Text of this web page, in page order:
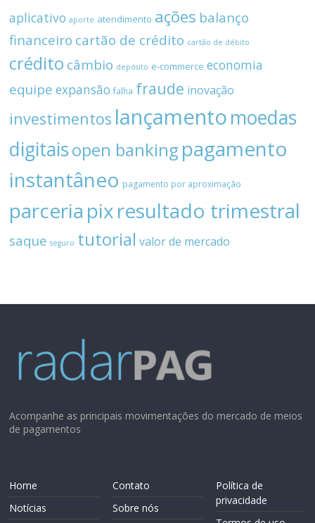
aplicativo aporte atendimento ações balanço
financeiro cartão de crédito cartão de débito
crédito câmbio depósito e-commerce economia
equipe expansão falha fraude inovação
investimentos lançamentomoedas
digitaisopen banking pagamento
instantâneo pagamento por aproximação
parceria pixresultado trimestral
saque seguro tutorial valor de mercado
Acompanhe as principais movimentações do mercado de meios
de pagamentos
Home
Notícias
Contato
Sobre nós
Política de
privacidade